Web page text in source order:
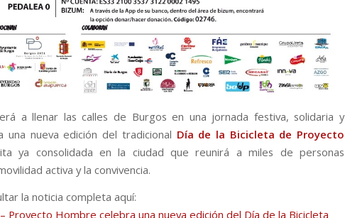
a llenar las calles de Burgos en una jornada festiva, solidaria y
una nueva edición del tradicional Día de la Bicicleta de Proyecto
ya consolidada en la ciudad que reunirá a miles de personas
activa y la convivencia.
la noticia completa aquí:
Proyecto Hombre celebra una nueva edición del Día de la Bicicleta